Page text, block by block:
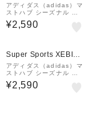
&mall店
アディダス（adidas）マ
ストハブ シーズナル バ
ケットハット IKK17-IK
4779
¥2,590
Super Sports XEBIO
&mall店
アディダス（adidas）マ
ストハブ シーズナル バ
ケットハット IKK17-IK
4780
¥2,590